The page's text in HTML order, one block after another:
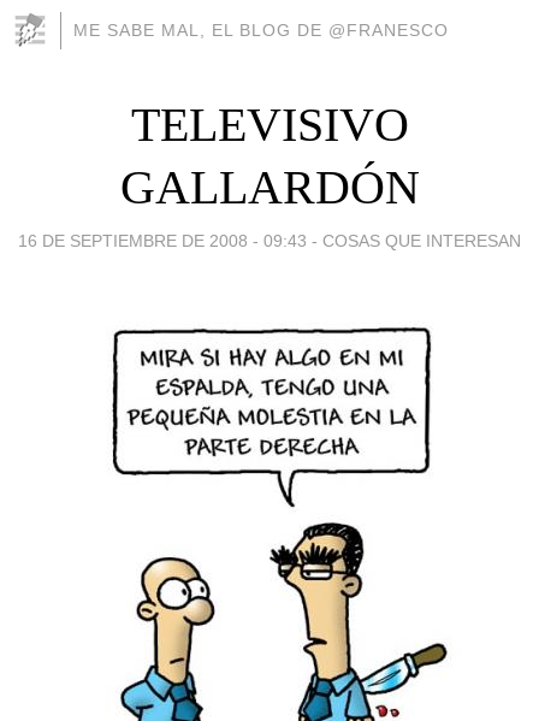
ME SABE MAL, EL BLOG DE @FRANESCO
TELEVISIVO
GALLARDÓN
16 DE SEPTIEMBRE DE 2008 - 09:43 - COSAS QUE INTERESAN